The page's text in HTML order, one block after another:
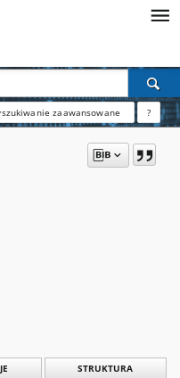
zaawansowane ?
STRUKTURA